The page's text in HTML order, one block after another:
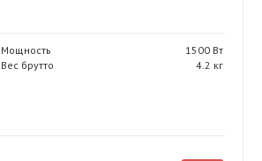
Мощность
1500 Вт
Вес брутто
4.2 кг